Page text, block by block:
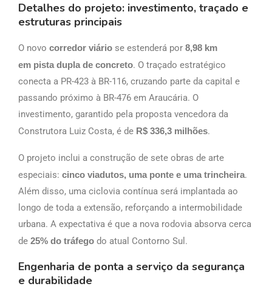
Detalhes do projeto: investimento, traçado e
estruturas principais
O novo corredor viário se estenderá por 8,98 km
em pista dupla de concreto. O traçado estratégico
conecta a PR-423 à BR-116, cruzando parte da capital e
passando próximo à BR-476 em Araucária. O
investimento, garantido pela proposta vencedora da
Construtora Luiz Costa, é de R$ 336,3 milhões.
O projeto inclui a construção de sete obras de arte
especiais: cinco viadutos, uma ponte e uma trincheira.
Além disso, uma ciclovia contínua será implantada ao
longo de toda a extensão, reforçando a intermobilidade
urbana. A expectativa é que a nova rodovia absorva cerca
de 25% do tráfego do atual Contorno Sul.
Engenharia de ponta a serviço da segurança
e durabilidade